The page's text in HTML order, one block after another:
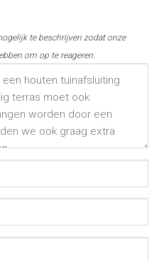
te beschrijven zodat onze
om op te reageren.